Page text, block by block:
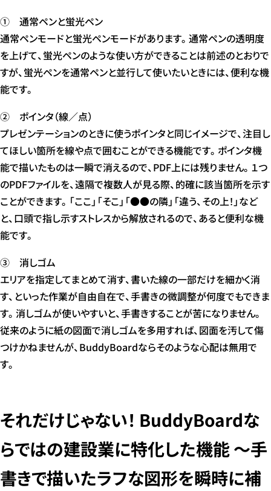
① 通常ペンと蛍光ペン
通常ペンモードと蛍光ペンモードがあります。通常ペンの透明度
を上げて、蛍光ペンのような使い方ができることは前述のとおりで
すが、蛍光ペンを通常ペンと並行して使いたいときには、便利な機
能です。
② ポインタ（線／点）
プレゼンテーションのときに使うポインタと同じイメージで、注目し
てほしい箇所を線や点で囲むことができる機能です。ポインタ機
能で描いたものは一瞬で消えるので、PDF上には残りません。１つ
のPDFファイルを、遠隔で複数人が見る際、的確に該当箇所を示す
ことができます。「ここ」「そこ」「●●の隣」「違う、その上！」など
と、口頭で指し示すストレスから解放されるので、あると便利な機
能です。
③ 消しゴム
エリアを指定してまとめて消す、書いた線の一部だけを細かく消
す、といった作業が自由自在で、手書きの微調整が何度でもできま
す。消しゴムが使いやすいと、手書きすることが苦になりません。
従来のように紙の図面で消しゴムを多用すれば、図面を汚して傷
つけかねませんが、BuddyBoardならそのような心配は無用で
す。
それだけじゃない！ BuddyBoardな
らではの建設業に特化した機能 ～手
書きで描いたラフな図形を瞬時に補